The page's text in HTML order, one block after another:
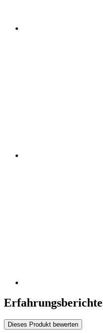
Dieses Produkt bewerten